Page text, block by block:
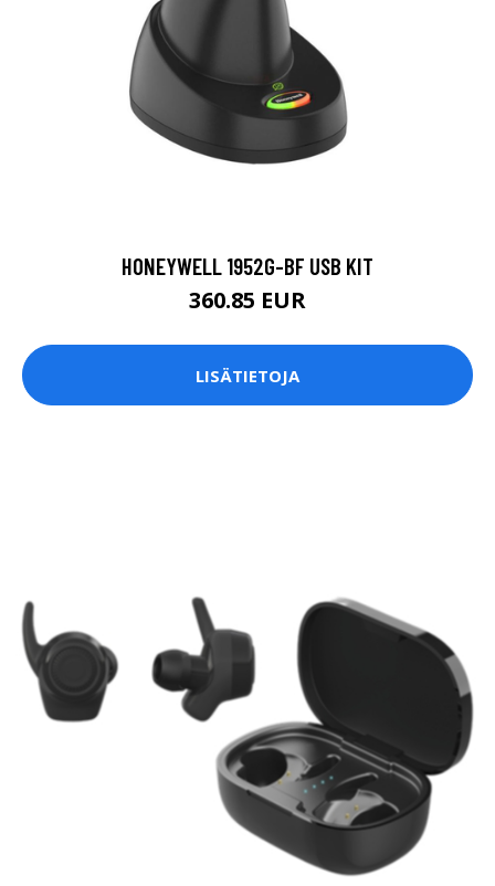
HONEYWELL 1952G-BF USB KIT
360.85 EUR
LISÄTIETOJA